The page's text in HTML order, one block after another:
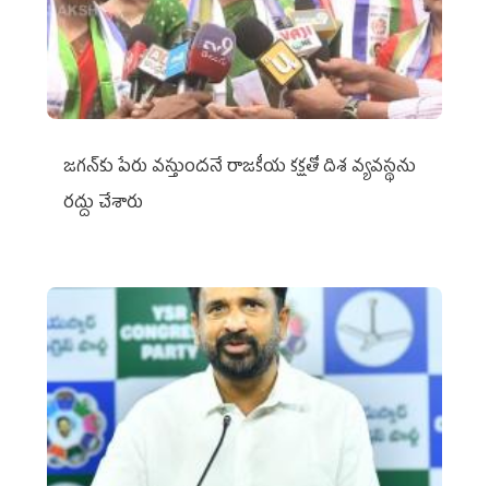
జగన్‌కు పేరు వస్తుందనే రాజకీయ కక్షతో దిశ వ్య‌వ‌స్థ‌ను
రద్దు చేశారు